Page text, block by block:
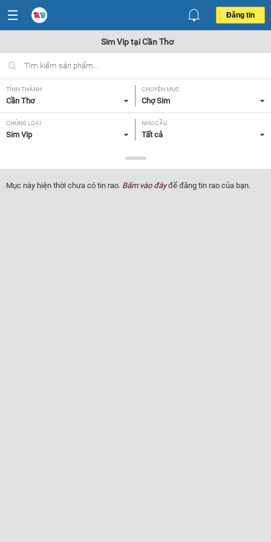
Đăng tin
Sim Vip tại Cần Thơ
TỈNH THÀNH
Cần Thơ
CHUYÊN MỤC
Chợ Sim
CHỦNG LOẠI
Sim Vip
NHU CẦU
Tất cả
Tất cả
Mục này hiện thời chưa có tin rao. Bấm vào đâyđể đăng tin rao của bạn.